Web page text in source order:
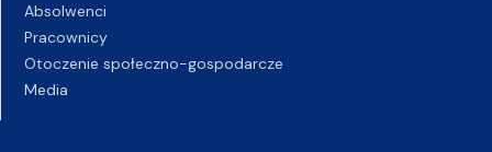
Absolwenci
Pracownicy
Otoczenie społeczno-gospodarcze
Media